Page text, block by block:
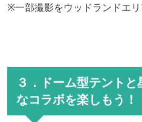
※一部撮影をウッドランドエリ
３．ドーム型テント
なコラボを楽しもう！